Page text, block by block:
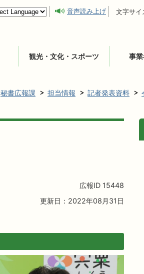
音声読み上げ 文字サイ
観光・文化・スポーツ 事
秘書広報課 担当情報 記者発表資料
広報ID 15448
更新日：2022年08月31日